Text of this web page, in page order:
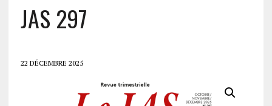
JAS 297
22 DÉCEMBRE 2025